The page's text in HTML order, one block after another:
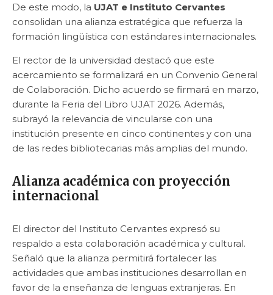
De este modo, la UJAT e Instituto Cervantes
consolidan una alianza estratégica que refuerza la
formación lingüística con estándares internacionales.
El rector de la universidad destacó que este
acercamiento se formalizará en un Convenio General
de Colaboración. Dicho acuerdo se firmará en marzo,
durante la Feria del Libro UJAT 2026. Además,
subrayó la relevancia de vincularse con una
institución presente en cinco continentes y con una
de las redes bibliotecarias más amplias del mundo.
Alianza académica con proyección
internacional
El director del Instituto Cervantes expresó su
respaldo a esta colaboración académica y cultural.
Señaló que la alianza permitirá fortalecer las
actividades que ambas instituciones desarrollan en
favor de la enseñanza de lenguas extranjeras. En